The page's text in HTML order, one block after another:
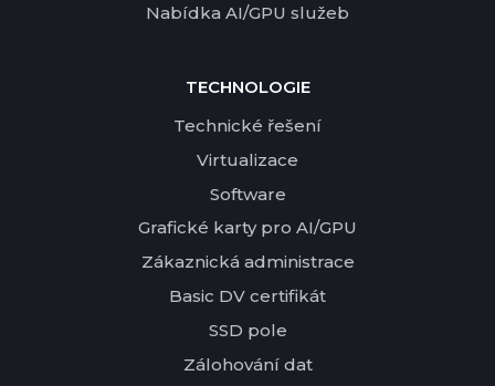
Nabídka AI/GPU služeb
TECHNOLOGIE
Technické řešení
Virtualizace
Software
Grafické karty pro AI/GPU
Zákaznická administrace
Basic DV certifikát
SSD pole
Zálohování dat